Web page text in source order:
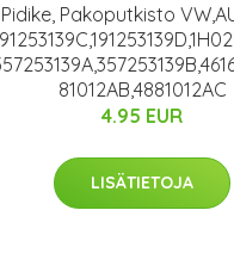
Pakoputkisto
81012AB,4881012AC
4.95 EUR
LISÄTIETOJA